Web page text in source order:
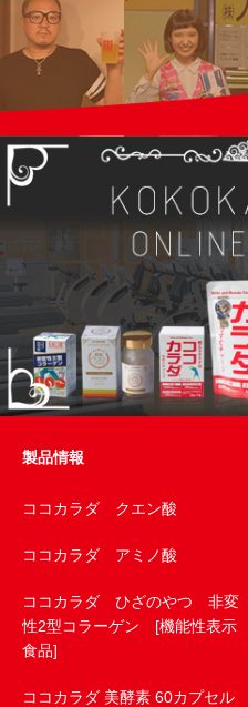
製品情報
ココカラダ クエン酸
ココカラダ アミノ酸
ココカラダ ひざのやつ 非変
性2型コラーゲン [機能性表示
食品]
ココカラダ 美酵素 60カプセル